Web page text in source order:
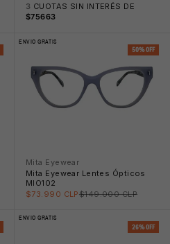
3 CUOTAS SIN INTERÉS DE
$75663
ENVIO GRATIS
50% OFF
Mita Eyewear
Mita Eyewear Lentes Ópticos
MIO102
Precio rebajado
$73.990 CLPPrecio normal
$149.000 CLP
ENVIO GRATIS
26% OFF